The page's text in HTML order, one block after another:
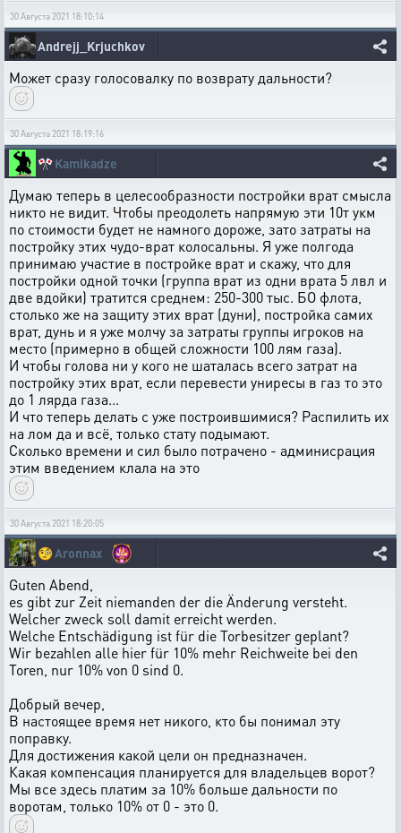
30 Августа 2021 18:10:14
Andrejj_Krjuchkov
Может сразу голосовалку по возврату дальности?
30 Августа 2021 18:19:16
🎌Kamikadze
Думаю теперь в целесообразности постройки врат смысла
никто не видит. Чтобы преодолеть напрямую эти 10т укм
по стоимости будет не намного дороже, зато затраты на
постройку этих чудо-врат колосальны. Я уже полгода
принимаю участие в постройке врат и скажу, что для
постройки одной точки (группа врат из одни врата 5 лвл и
две вдойки) тратится среднем: 250-300 тыс. БО флота,
столько же на защиту этих врат (дуни), постройка самих
врат, дунь и я уже молчу за затраты группы игроков на
место (примерно в общей сложности 100 лям газа).
И чтобы голова ни у кого не шаталась всего затрат на
постройку этих врат, если перевести униресы в газ то это
до 1 лярда газа...
И что теперь делать с уже построившимися? Распилить их
на лом да и всё, только стату подымают.
Сколько времени и сил было потрачено - админисрация
этим введением клала на это
30 Августа 2021 18:20:05
🧐Aronnax
Guten Abend,
es gibt zur Zeit niemanden der die Änderung versteht.
Welcher zweck soll damit erreicht werden.
Welche Entschädigung ist für die Torbesitzer geplant?
Wir bezahlen alle hier für 10% mehr Reichweite bei den
Toren, nur 10% von 0 sind 0.
Добрый вечер,
В настоящее время нет никого, кто бы понимал эту
поправку.
Для достижения какой цели он предназначен.
Какая компенсация планируется для владельцев ворот?
Мы все здесь платим за 10% больше дальности по
воротам, только 10% от 0 - это 0.